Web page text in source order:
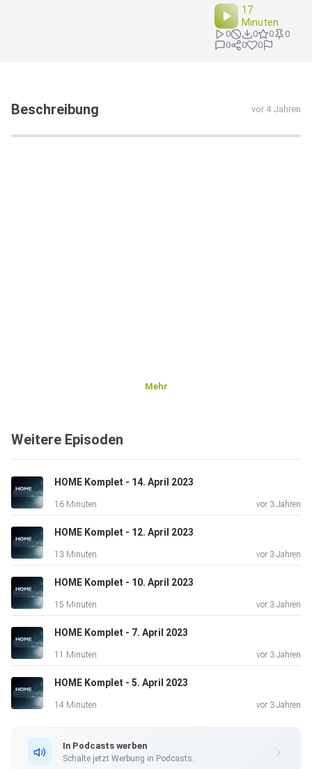
17
Minuten
0 0 0
0
0
0 0
Beschreibung vor 4 Jahren
Mehr
Weitere Episoden
HOME Komplet - 14. April 2023
16 Minuten vor 3 Jahren
HOME Komplet - 12. April 2023
13 Minuten vor 3 Jahren
HOME Komplet - 10. April 2023
15 Minuten vor 3 Jahren
HOME Komplet - 7. April 2023
11 Minuten vor 3 Jahren
HOME Komplet - 5. April 2023
14 Minuten vor 3 Jahren
In Podcasts werben
Schalte jetzt Werbung in Podcasts.